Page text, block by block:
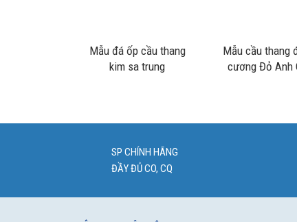
Mẫu đá ốp cầu thang
kim sa trung
Mẫu cầu thang
cương Đỏ Anh
SP CHÍNH HÃNG
ĐẦY ĐỦ CO, CQ